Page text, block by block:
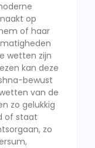
op
of haar
wetten zijn
kan deze
bewust
van de
zo gelukkig
of staat
zo